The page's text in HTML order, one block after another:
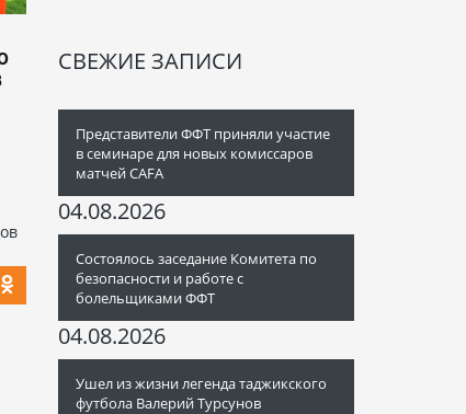
СВЕЖИЕ ЗАПИСИ
Представители ФФТ приняли участие
в семинаре для новых комиссаров
матчей CAFA
04.08.2026
Состоялось заседание Комитета по
безопасности и работе с
болельщиками ФФТ
04.08.2026
Ушел из жизни легенда таджикского
футбола Валерий Турсунов